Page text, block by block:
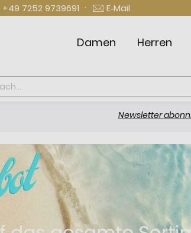
+49 7252 9739691 · E‑Mail
Damen Herren
Newsletter abonnieren und